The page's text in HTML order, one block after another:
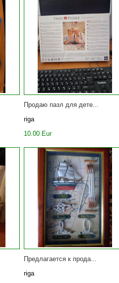
Продаю пазл для дете...
riga
10.00 Eur
Предлагается к прода...
riga